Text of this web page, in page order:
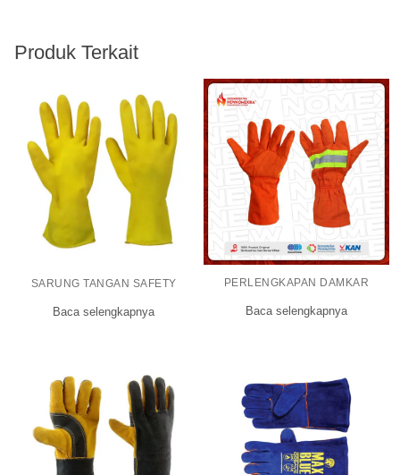
Produk Terkait
SARUNG TANGAN SAFETY
Baca selengkapnya
PERLENGKAPAN DAMKAR
Baca selengkapnya